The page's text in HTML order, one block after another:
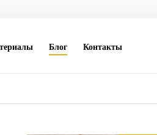
Блог Контакты